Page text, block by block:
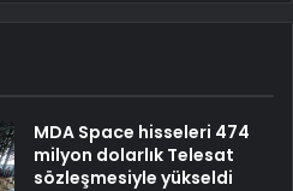
MDA Space hisseleri 474
milyon dolarlık Telesat
sözleşmesiyle yükseldi